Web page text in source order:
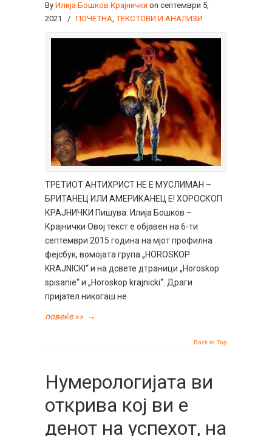
By Илија Бошков Крајнички on септември 5,
2021
/ ПОЧЕТНА, ТЕКСТОВИ И АНАЛИЗИ
ТРЕТИОТ АНТИХРИСТ НЕ Е МУСЛИМАН –
БРИТАНЕЦ ИЛИ АМЕРИКАНЕЦ Е! ХОРОСКОП
КРАЈНИЧКИ Пишува: Илија Бошков –
Крајнички Овој текст е објавен на 6-ти
септември 2015 година на мјот профилна
фејсбук, вомојата група „HOROSKOP
KRAJNICKI“ и на дсвете дтраници „Horoskop
spisanie“ и „Horoskop krajnicki“. Драги
пријател никогаш не
повеќе »» →
Back to Top
Нумерологијата ви
открива кој ви е
денот на успехот, на